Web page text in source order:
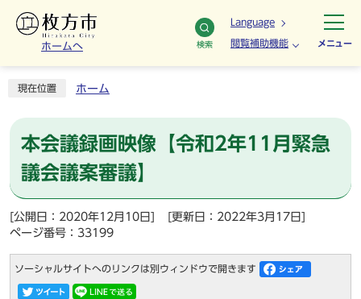
ホームへ 検索
Language
閲覧補助機能 メニュー
現在位置 ホーム
本会議録画映像【令和2年11月緊急
議会議案審議】
[公開日：2020年12月10日]
[更新日：2022年3月17日]
ページ番号：33199
ソーシャルサイトへのリンクは別ウィンドウで開きます